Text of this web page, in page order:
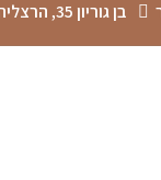
בן גוריון 35, הרצליה